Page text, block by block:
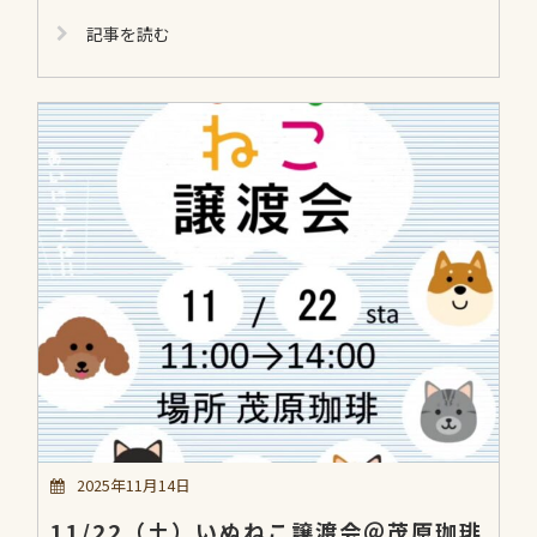
記事を読む
2025年11月14日